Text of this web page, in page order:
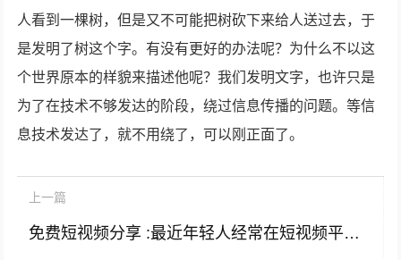
人看到一棵树，但是又不可能把树砍下来给人送过去，于
是发明了树这个字。有没有更好的办法呢？为什么不以这
个世界原本的样貌来描述他呢？我们发明文字，也许只是
为了在技术不够发达的阶段，绕过信息传播的问题。等信
息技术发达了，就不用绕了，可以刚正面了。
上一篇
免费短视频分享 :最近年轻人经常在短视频平台上分享找工作压力大而崩溃的故事，现在的求职环境真的这么糟糕吗？需要如何应对？